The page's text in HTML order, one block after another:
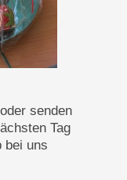
senden
Tag
bei uns